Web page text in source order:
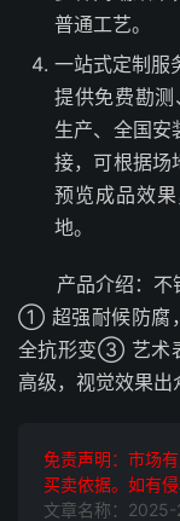
普通工艺。
一站式定制服
提供免费勘
生产、全国安
接，可根据场
预览成品效
地。
产品介绍：不
① 超强耐候防腐
全抗形变③ 艺术
高级，视觉效果出
免责声明：市场
买卖依据。如有侵
文章名称：